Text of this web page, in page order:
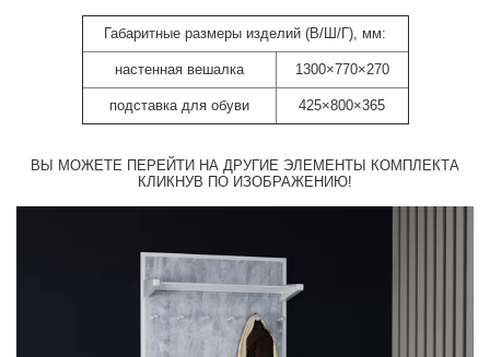
Габаритные размеры изделий (В/Ш/Г), мм:
настенная вешалка 1300×770×270
подставка для обуви 425×800×365
ВЫ МОЖЕТЕ ПЕРЕЙТИ НА ДРУГИЕ ЭЛЕМЕНТЫ КОМПЛЕКТА
КЛИКНУВ ПО ИЗОБРАЖЕНИЮ!